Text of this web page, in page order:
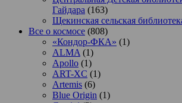
Гайдара (163)
Щекинская сельская
Все о космосе (808)
«Кондор-ФКА» (1)
ALMA (1)
Apollo (1)
ART-XC (1)
Artemis (6)
Blue Origin (1)